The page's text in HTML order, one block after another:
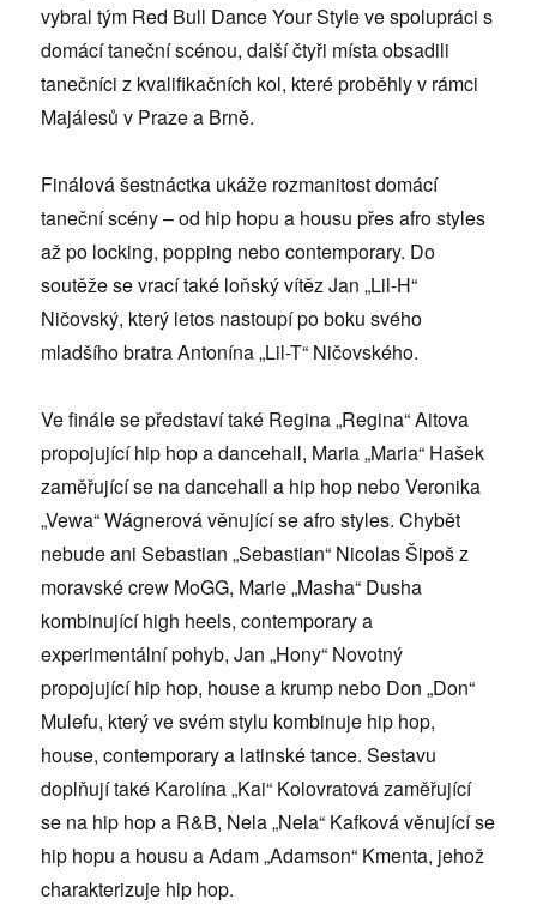
vybral tým Red Bull Dance Your Style ve spolupráci s
domácí taneční scénou, další čtyři místa obsadili
tanečníci z kvalifikačních kol, které proběhly v rámci
Majálesů v Praze a Brně.
Finálová šestnáctka ukáže rozmanitost domácí
taneční scény – od hip hopu a housu přes afro styles
až po locking, popping nebo contemporary. Do
soutěže se vrací také loňský vítěz Jan „Lil-H“
Ničovský, který letos nastoupí po boku svého
mladšího bratra Antonína „Lil-T“ Ničovského.
Ve finále se představí také Regina „Regina“ Aitova
propojující hip hop a dancehall, Maria „Maria“ Hašek
zaměřující se na dancehall a hip hop nebo Veronika
„Vewa“ Wágnerová věnující se afro styles. Chybět
nebude ani Sebastian „Sebastian“ Nicolas Šipoš z
moravské crew MoGG, Marie „Masha“ Dusha
kombinující high heels, contemporary a
experimentální pohyb, Jan „Hony“ Novotný
propojující hip hop, house a krump nebo Don „Don“
Mulefu, který ve svém stylu kombinuje hip hop,
house, contemporary a latinské tance. Sestavu
doplňují také Karolína „Kai“ Kolovratová zaměřující
se na hip hop a R&B, Nela „Nela“ Kafková věnující se
hip hopu a housu a Adam „Adamson“ Kmenta, jehož
charakterizuje hip hop.